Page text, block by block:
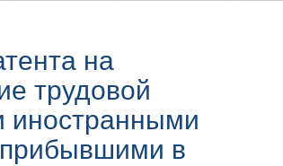
на
трудовой
иностранными
в